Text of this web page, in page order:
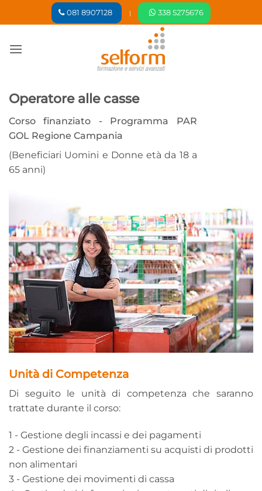
081 8907128 | 338 5275676
Operatore alle casse
Corso finanziato - Programma PAR
GOL Regione Campania
(Beneficiari Uomini e Donne età da 18 a
65 anni)
Unità di Competenza
Di seguito le unità di competenza che saranno
trattate durante il corso:
1 - Gestione degli incassi e dei pagamenti
2 - Gestione dei finanziamenti su acquisti di prodotti
non alimentari
3 - Gestione dei movimenti di cassa